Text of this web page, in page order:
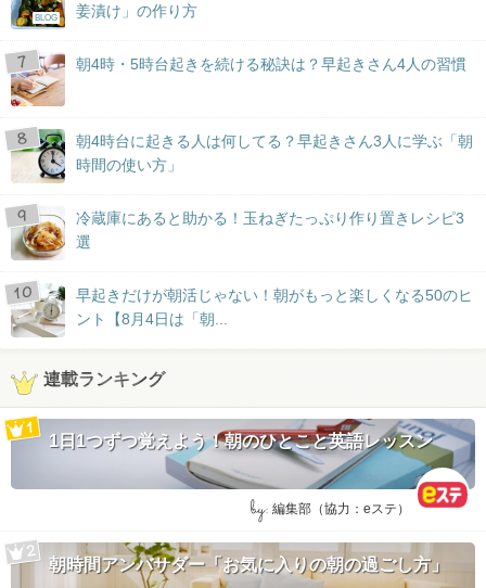
BLOG
姜漬け」の作り方
朝4時・5時台起きを続ける秘訣は？早起きさん4人の習慣
朝4時台に起きる人は何してる？早起きさん3人に学ぶ「朝
時間の使い方」
冷蔵庫にあると助かる！玉ねぎたっぷり作り置きレシピ3
選
早起きだけが朝活じゃない！朝がもっと楽しくなる50のヒ
ント【8月4日は「朝...
連載ランキング
1日1つずつ覚えよう！朝のひとこと英語レッスン
by: 編集部（協力：eステ）
朝時間アンバサダー「お気に入りの朝の過ごし方」